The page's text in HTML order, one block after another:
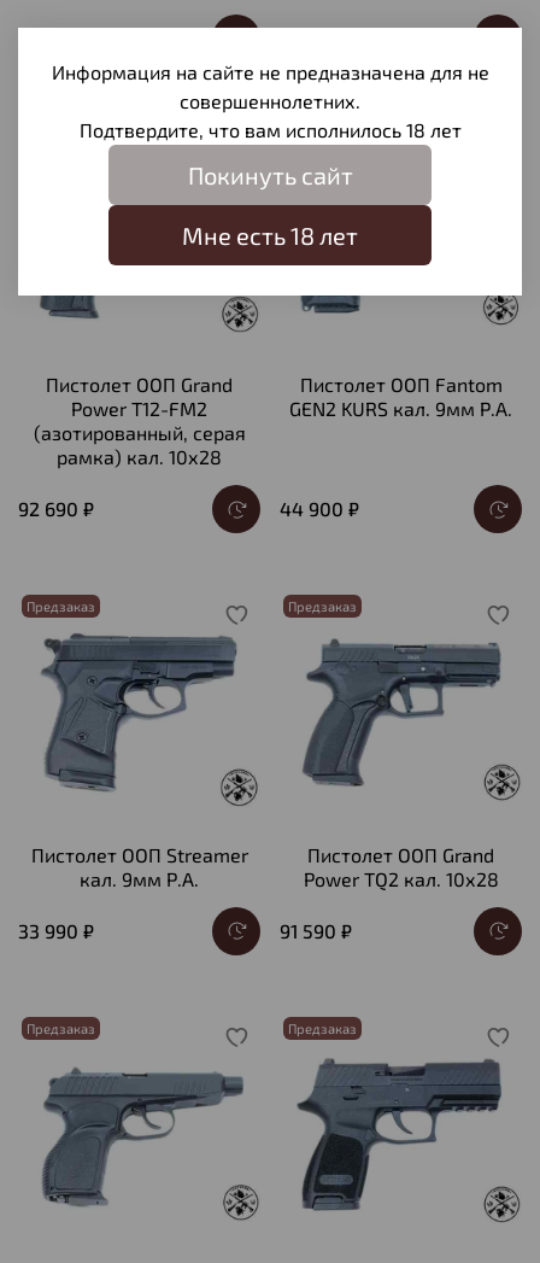
Предзаказ
Пистолет ООП Grand
Power T12-FM2
(азотированный, серая
рамка) кал. 10х28
92 690 ₽
Предзаказ
Пистолет ООП Fantom
GEN2 KURS кал. 9мм Р.А.
44 900 ₽
Предзаказ
Пистолет ООП Streamer
кал. 9мм Р.А.
33 990 ₽
Предзаказ
Пистолет ООП Grand
Power TQ2 кал. 10х28
91 590 ₽
Предзаказ Предзаказ
Информация на сайте не предназначена для не
совершеннолетних.
Подтвердите, что вам исполнилось 18 лет
Покинуть сайт
Мне есть 18 лет